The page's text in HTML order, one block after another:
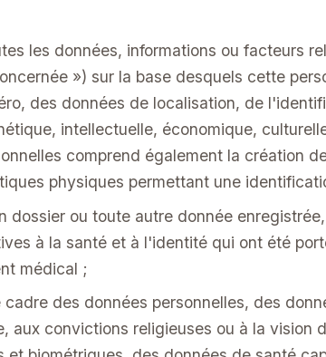
les données, informations ou facteurs
») sur la base desquels cette
des données de localisation, de
intellectuelle, économique,
comprend également la création
physiques permettant une
dossier ou toute autre donnée
à la santé et à l'identité qui ont été
médical ;
cadre des données personnelles, des
aux convictions religieuses ou à la vision